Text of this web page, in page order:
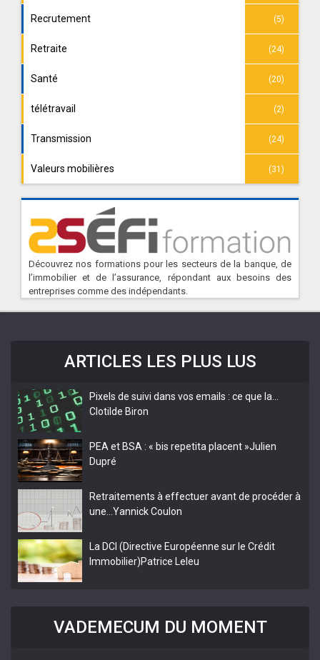
Recrutement (5)
Retraite (24)
Santé (20)
télétravail (2)
Transmission (24)
Valeurs mobilières (31)
Découvrez nos formations pour les secteurs de la banque, de
l’immobilier et de l’assurance, répondant aux besoins des
entreprises comme des indépendants.
ARTICLES LES PLUS LUS
Pixels de suivi dans vos emails : ce que la…
Clotilde Biron
PEA et BSA : « bis repetita placent »Julien
Dupré
Retraitements à effectuer avant de procéder à
une… Yannick Coulon
La DCI (Directive Européenne sur le Crédit
Immobilier)Patrice Leleu
VADEMECUM DU MOMENT